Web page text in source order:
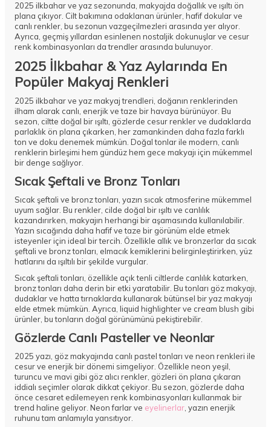
2025 ilkbahar ve yaz sezonunda, makyajda doğallık ve ışıltı ön
plana çıkıyor. Cilt bakımına odaklanan ürünler, hafif dokular ve
canlı renkler, bu sezonun vazgeçilmezleri arasında yer alıyor.
Ayrıca, geçmiş yıllardan esinlenen nostaljik dokunuşlar ve cesur
renk kombinasyonları da trendler arasında bulunuyor.
2025 İlkbahar & Yaz Aylarında En
Popüler Makyaj Renkleri
2025 ilkbahar ve yaz makyaj trendleri, doğanın renklerinden
ilham alarak canlı, enerjik ve taze bir havaya bürünüyor. Bu
sezon, ciltte doğal bir ışıltı, gözlerde cesur renkler ve dudaklarda
parlaklık ön plana çıkarken, her zamankinden daha fazla farklı
ton ve doku denemek mümkün. Doğal tonlar ile modern, canlı
renklerin birleşimi hem gündüz hem gece makyajı için mükemmel
bir denge sağlıyor.
Sıcak Şeftali ve Bronz Tonları
Sıcak şeftali ve bronz tonları, yazın sıcak atmosferine mükemmel
uyum sağlar. Bu renkler, cilde doğal bir ışıltı ve canlılık
kazandırırken, makyajın herhangi bir aşamasında kullanılabilir.
Yazın sıcağında daha hafif ve taze bir görünüm elde etmek
isteyenler için ideal bir tercih. Özellikle allık ve bronzerlar da sıcak
şeftali ve bronz tonları, elmacık kemiklerini belirginleştirirken, yüz
hatlarını da ışıltılı bir şekilde vurgular.
Sıcak şeftali tonları, özellikle açık tenli ciltlerde canlılık katarken,
bronz tonları daha derin bir etki yaratabilir. Bu tonları göz makyajı,
dudaklar ve hatta tırnaklarda kullanarak bütünsel bir yaz makyajı
elde etmek mümkün. Ayrıca, liquid highlighter ve cream blush gibi
ürünler, bu tonların doğal görünümünü pekiştirebilir.
Gözlerde Canlı Pasteller ve Neonlar
2025 yazı, göz makyajında canlı pastel tonları ve neon renkleri ile
cesur ve enerjik bir dönemi simgeliyor. Özellikle neon yeşil,
turuncu ve mavi gibi göz alıcı renkler, gözleri ön plana çıkaran
iddialı seçimler olarak dikkat çekiyor. Bu sezon, gözlerde daha
önce cesaret edilemeyen renk kombinasyonları kullanmak bir
trend haline geliyor. Neon farlar ve eyelinerlar, yazın enerjik
ruhunu tam anlamıyla yansıtıyor.